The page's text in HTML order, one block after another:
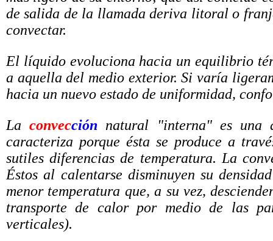
de salida de la llamada deriva litoral o
convectar.
El líquido evoluciona hacia un equilibrio
a aquella del medio exterior. Si varía
hacia un nuevo estado de uniformidad,
Laconvección natural "interna" es una
caracteriza porque ésta se produce a
sutiles diferencias de temperatura. La
Éstos al calentarse disminuyen su
menor temperatura que, a su vez,
transporte de calor por medio de las
verticales).